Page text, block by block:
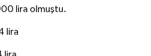
lira olmuştu.
lira